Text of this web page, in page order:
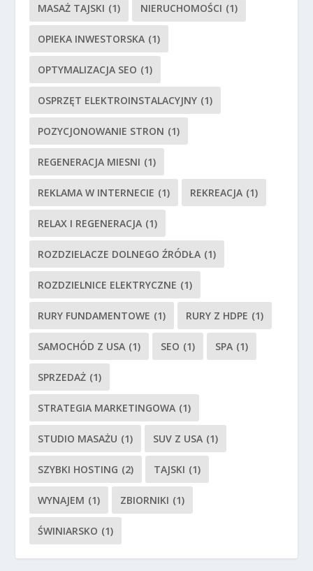
MASAŻ TAJSKI (1) NIERUCHOMOŚCI (1)
OPIEKA INWESTORSKA (1)
OPTYMALIZACJA SEO (1)
OSPRZĘT ELEKTROINSTALACYJNY (1)
POZYCJONOWANIE STRON (1)
REGENERACJA MIESNI (1)
REKLAMA W INTERNECIE (1) REKREACJA (1)
RELAX I REGENERACJA (1)
ROZDZIELACZE DOLNEGO ŹRÓDŁA (1)
ROZDZIELNICE ELEKTRYCZNE (1)
RURY FUNDAMENTOWE (1) RURY Z HDPE (1)
SAMOCHÓD Z USA (1) SEO (1) SPA (1)
SPRZEDAŻ (1)
STRATEGIA MARKETINGOWA (1)
STUDIO MASAŻU (1) SUV Z USA (1)
SZYBKI HOSTING (2) TAJSKI (1)
WYNAJEM (1) ZBIORNIKI (1)
ŚWINIARSKO (1)